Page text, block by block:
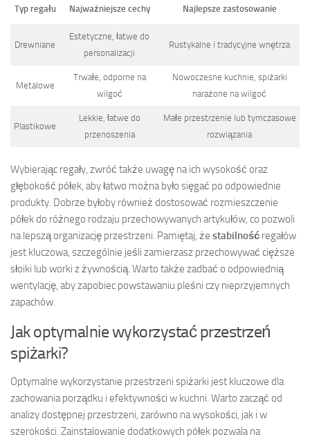
Typ regału Najważniejsze cechy Najlepsze zastosowanie
Drewniane
Estetyczne, łatwe do
personalizacji
Rustykalne i tradycyjne wnętrza
Metalowe
Trwałe, odporne na
wilgoć
Nowoczesne kuchnie, spiżarki
narażone na wilgoć
Plastikowe
Lekkie, łatwe do
przenoszenia
Małe przestrzenie lub tymczasowe
rozwiązania
Wybierając regały, zwróć także uwagę na ich wysokość oraz
głębokość półek, aby łatwo można było sięgać po odpowiednie
produkty. Dobrze byłoby również dostosować rozmieszczenie
półek do różnego rodzaju przechowywanych artykułów, co pozwoli
na lepszą organizację przestrzeni. Pamiętaj, że stabilność regałów
jest kluczowa, szczególnie jeśli zamierzasz przechowywać cięższe
słoiki lub worki z żywnością. Warto także zadbać o odpowiednią
wentylację, aby zapobiec powstawaniu pleśni czy nieprzyjemnych
zapachów.
Jak optymalnie wykorzystać przestrzeń
spiżarki?
Optymalne wykorzystanie przestrzeni spiżarki jest kluczowe dla
zachowania porządku i efektywności w kuchni. Warto zacząć od
analizy dostępnej przestrzeni, zarówno na wysokości, jak i w
szerokości. Zainstalowanie dodatkowych półek pozwala na